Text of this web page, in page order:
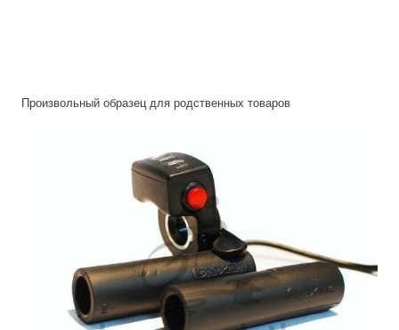
Произвольный образец для родственных товаров